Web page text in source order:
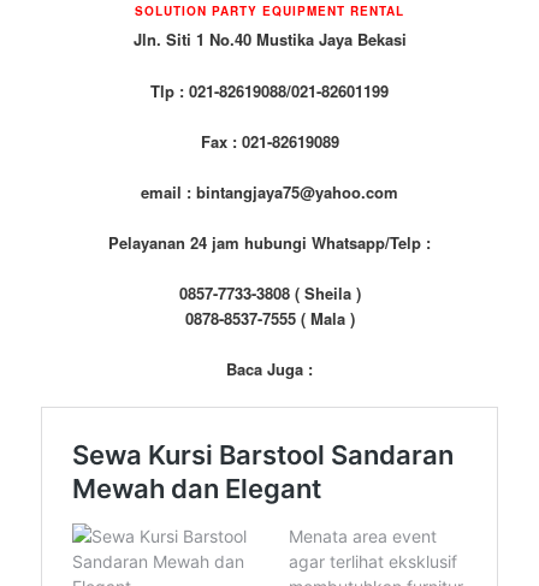
SOLUTION PARTY EQUIPMENT RENTAL
Jln. Siti 1 No.40 Mustika Jaya Bekasi
Tlp : 021-82619088/021-82601199
Fax : 021-82619089
email : bintangjaya75@yahoo.com
Pelayanan 24 jam hubungi Whatsapp/Telp :
0857-7733-3808 ( Sheila )
0878-8537-7555 ( Mala )
Baca Juga :